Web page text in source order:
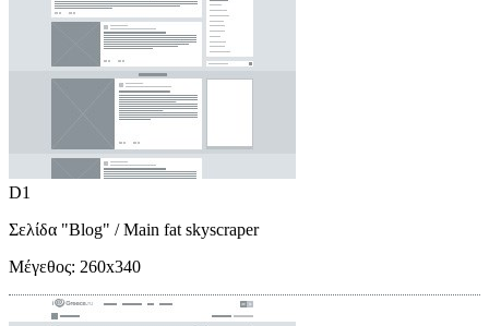
D1
Σελίδα "Blog" / Main fat skyscraper
Μέγεθος: 260x340